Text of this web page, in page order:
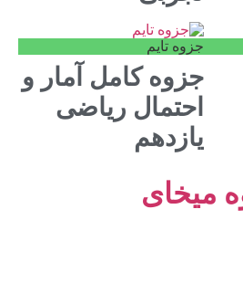
جزوه تایم
جزوه کامل آمار و
احتمال ریاضی
یازدهم
میخای